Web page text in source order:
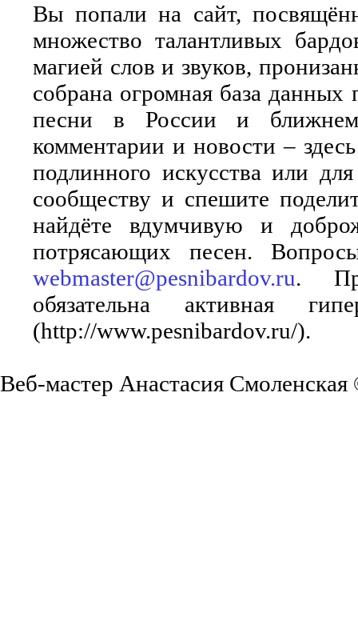
Вы попали на сайт,
множество талантливых
магией слов и звуков,
собрана огромная база
песни в России и ближнем
комментарии и новости –
подлинного искусства или
сообществу и спешите
найдёте вдумчивую и
потрясающих песен.
webmaster@pesnibardov.ru.
обязательна активная
(http://www.pesnibardov.ru/).
Веб-мастер Анастасия